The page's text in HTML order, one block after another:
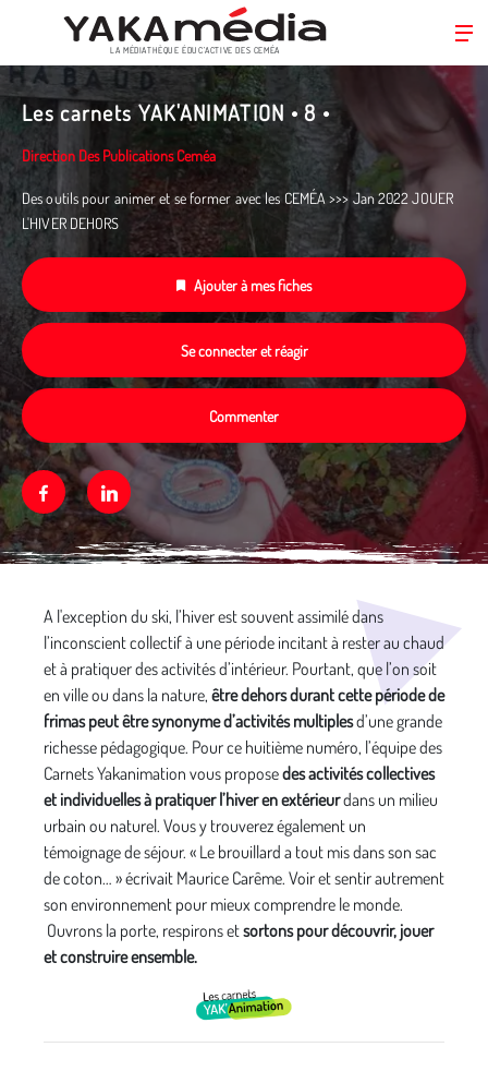
Aller
contenu
principal
LA MÉDIATHÈQUE ÉDUC’ACTIVE DES CEMÉA
Les carnets YAK'ANIMATION • 8 •
Direction Des Publications Ceméa
Des outils pour animer et se former avec les CEMÉA >>> Jan 2022 JOUER
L'HIVER DEHORS
Ajouter à mes fiches
Se connecter et réagir
Commenter
FacebookLinkedin
Média secondaire
A l'exception du ski, l’hiver est souvent assimilé dans
l’inconscient collectif à une période incitant à rester au chaud
et à pratiquer des activités d’intérieur. Pourtant, que l’on soit
en ville ou dans la nature, être dehors durant cette période de
frimas peut être synonyme d’activités multiplesd’une grande
richesse pédagogique. Pour ce huitième numéro, l’équipe des
Carnets Yakanimation vous proposedes activités collectives
et individuelles à pratiquer l’hiver en extérieurdans un milieu
urbain ou naturel. Vous y trouverez également un
témoignage de séjour. « Le brouillard a tout mis dans son sac
de coton… » écrivait Maurice Carême. Voir et sentir autrement
son environnement pour mieux comprendre le monde.
Ouvrons la porte, respirons etsortons pour découvrir, jouer
et construire ensemble.